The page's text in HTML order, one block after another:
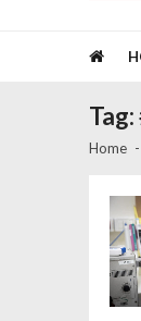
Home